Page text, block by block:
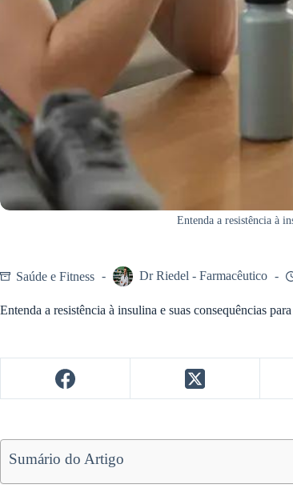
Entenda a resistência à
Saúde e Fitness Dr Riedel - Farmacêutico
Entenda a resistência à insulina e suas consequências
Sumário do Artigo